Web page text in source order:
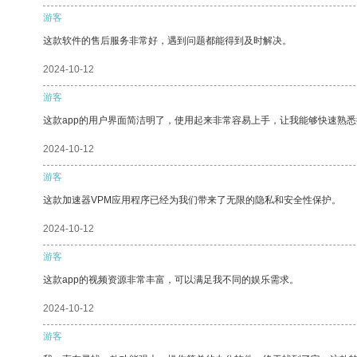
游客
这款软件的售后服务非常好，遇到问题都能得到及时解决。
2024-10-12
游客
这款app的用户界面简洁明了，使用起来非常容易上手，让我能够快速熟
2024-10-12
游客
这款加速器VPM应用程序已经为我们带来了无限的隐私和安全性保护。
2024-10-12
游客
这款app的视频资源非常丰富，可以满足我不同的娱乐需求。
2024-10-12
游客